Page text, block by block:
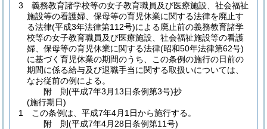
3
義務教育諸学校等の女子教育職員及び医療施設、社会福祉
施設等の看護婦、保母等の育児休業に関する法律を廃止す
る法律(平成3年法律第112号)による廃止前の義務教育諸学
校等の女子教育職員及び医療施設、社会福祉施設等の看護
婦、保母等の育児休業に関する法律(昭和50年法律第62号)
に基づく育児休業の期間のうち、この条例の施行の日前の
期間に係る給与及び退職手当に関する取扱いについては、
なお従前の例による。
附 則(平成7年3月13日条例第3号)抄
(施行期日)
1
この条例は、平成7年4月1日から施行する。
附 則(平成7年4月28日条例第11号)